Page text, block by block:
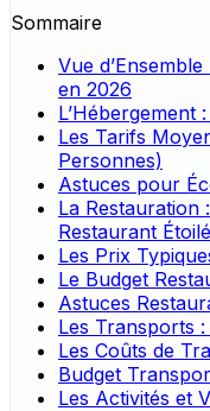
Sommaire
Vue
en 2026
L’Hébergement
Les Tarifs
Personnes)
Astuces pour
La
Restaurant Étoilé
Les Prix
Le Budget
Astuces
Les Transports
Les Coûts de
Budget
Les Activités et